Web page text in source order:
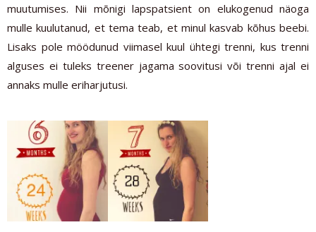
muutumises. Nii mõnigi lapspatsient on elukogenud näoga
mulle kuulutanud, et tema teab, et minul kasvab kõhus beebi.
Lisaks pole möödunud viimasel kuul ühtegi trenni, kus trenni
alguses ei tuleks treener jagama soovitusi või trenni ajal ei
annaks mulle eriharjutusi.